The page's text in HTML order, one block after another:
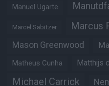
Manuel Ugarte
Marcel Sabitzer Marcus
Mason Greenwood
Matheus Cunha Matthijs
Michael Carrick